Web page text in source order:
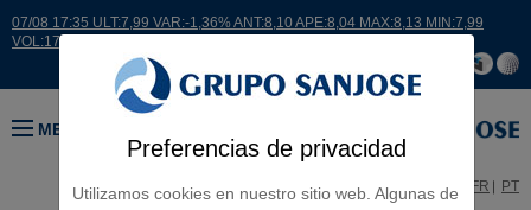
Preferencias de privacidad
Utilizamos cookies en nuestro sitio web. Algunas de
07/08 17:35 ULT:7,99 VAR:-1,36% ANT:8,10 APE:8,04 MAX:8,13 MIN:7,99
VOL:17664
MENÚ
EN FR PT